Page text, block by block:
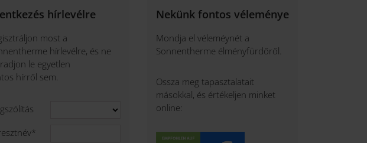
hírlevélre
most a
hírlevélre, és ne
le egyetlen
hírről sem.
*
Nekünk fontos véleménye
Mondja el véleméynét a
Sonnentherme élményfürdőről.
Ossza meg tapasztalatait
másokkal, és értékeljen minket
online: